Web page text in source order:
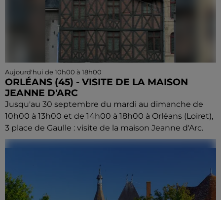
Aujourd'hui de 10h00 à 18h00
ORLÉANS (45) - VISITE DE LA MAISON
JEANNE D'ARC
Jusqu'au 30 septembre du mardi au dimanche de
10h00 à 13h00 et de 14h00 à 18h00 à Orléans (Loiret),
3 place de Gaulle : visite de la maison Jeanne d'Arc.